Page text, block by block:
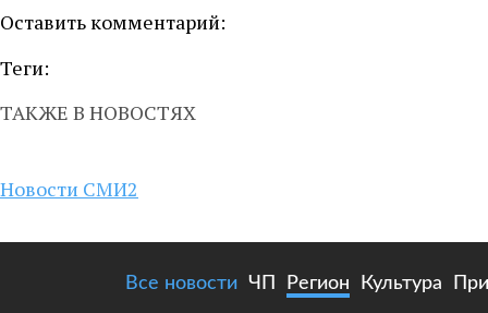
Оставить комментарий:
Теги:
ТАКЖЕ В НОВОСТЯХ
Новости СМИ2
Все новости ЧП Регион Культура